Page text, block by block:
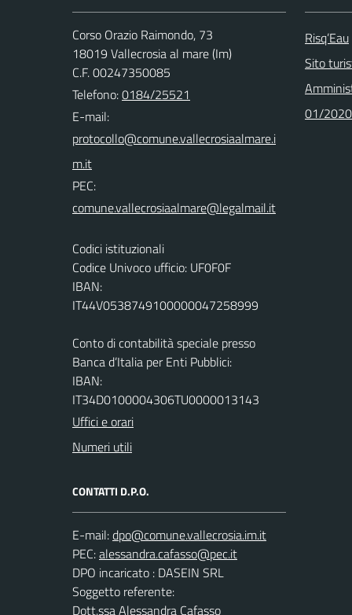
Corso Orazio Raimondo, 73
18019 Vallecrosia al mare (Im)
C.F. 00247350085
Telefono:0184/25521
E-mail:
PEC:
Codici istituzionali
Codice Univoco ufficio: UF0F0F
IBAN:
IT44V0538749100000047258999
Conto di contabilità speciale presso
Banca d’Italia per Enti Pubblici:
IBAN:
IT34D0100004306TU0000013143
Uffici e orari
Numeri utili
CONTATTI D.P.O.
E-mail:
PEC:
DPO incaricato : DASEIN SRL
Soggetto referente:
Dott.ssa Alessandra Cafasso
Risq’Eau
Sito
01/2020